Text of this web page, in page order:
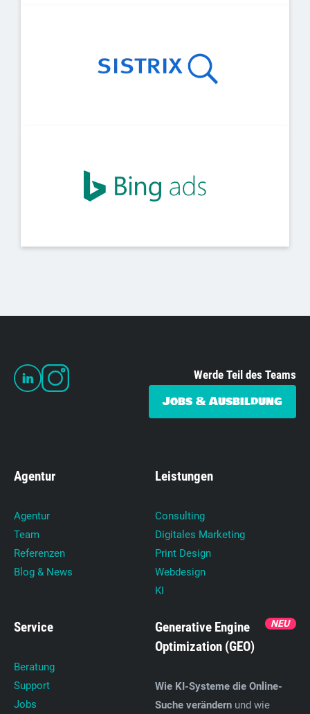
Werde Teil des Teams
Jobs & Ausbildung
Agentur
Agentur
Team
Referenzen
Blog & News
Leistungen
Consulting
Digitales Marketing
Print Design
Webdesign
KI
Service
Beratung
Support
Jobs
Generative Engine
Optimization (GEO)
NEU
Wie KI-Systeme die Online-
Suche verändern und wie